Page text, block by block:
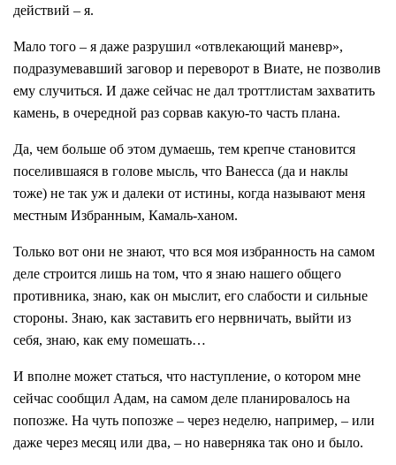
действий – я.
Мало того – я даже разрушил «отвлекающий маневр»,
подразумевавший заговор и переворот в Виате, не позволив
ему случиться. И даже сейчас не дал троттлистам захватить
камень, в очередной раз сорвав какую-то часть плана.
Да, чем больше об этом думаешь, тем крепче становится
поселившаяся в голове мысль, что Ванесса (да и наклы
тоже) не так уж и далеки от истины, когда называют меня
местным Избранным, Камаль-ханом.
Только вот они не знают, что вся моя избранность на самом
деле строится лишь на том, что я знаю нашего общего
противника, знаю, как он мыслит, его слабости и сильные
стороны. Знаю, как заставить его нервничать, выйти из
себя, знаю, как ему помешать…
И вполне может статься, что наступление, о котором мне
сейчас сообщил Адам, на самом деле планировалось на
попозже. На чуть попозже – через неделю, например, – или
даже через месяц или два, – но наверняка так оно и было.